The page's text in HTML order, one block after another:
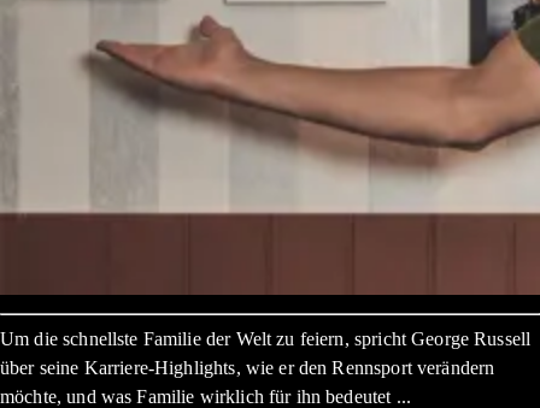
Um die schnellste Familie der Welt zu feiern, spricht George Russell
über seine Karriere-Highlights, wie er den Rennsport verändern
möchte, und was Familie wirklich für ihn bedeutet ...